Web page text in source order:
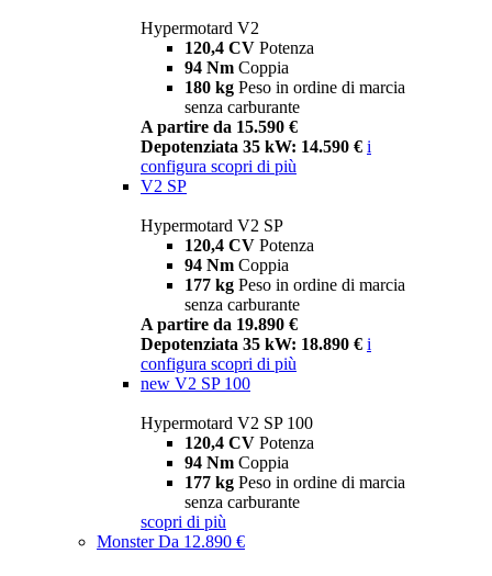
Hypermotard V2
120,4 CV Potenza
94 Nm Coppia
180 kg Peso in ordine di marcia
senza carburante
A partire da 15.590 €
Depotenziata 35 kW: 14.590 € i
configura scopri di più
V2 SP
Hypermotard V2 SP
120,4 CV Potenza
94 Nm Coppia
177 kg Peso in ordine di marcia
senza carburante
A partire da 19.890 €
Depotenziata 35 kW: 18.890 € i
configura scopri di più
new V2 SP 100
Hypermotard V2 SP 100
120,4 CV Potenza
94 Nm Coppia
177 kg Peso in ordine di marcia
senza carburante
scopri di più
MonsterDa 12.890 €